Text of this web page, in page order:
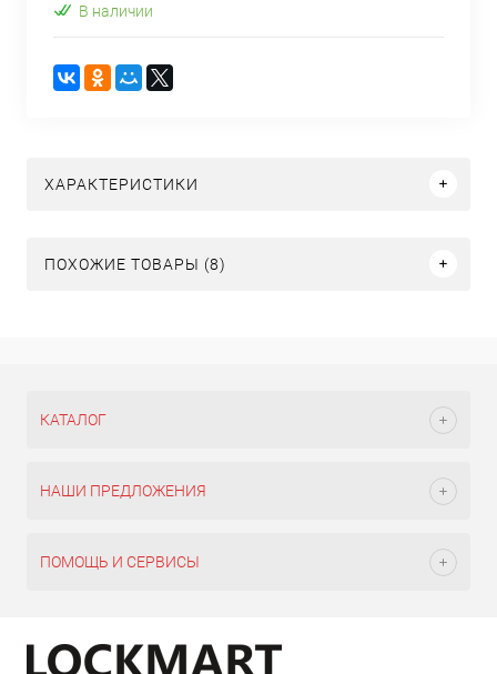
В наличии
ХАРАКТЕРИСТИКИ
ПОХОЖИЕ ТОВАРЫ (8)
КАТАЛОГ
НАШИ ПРЕДЛОЖЕНИЯ
ПОМОЩЬ И СЕРВИСЫ